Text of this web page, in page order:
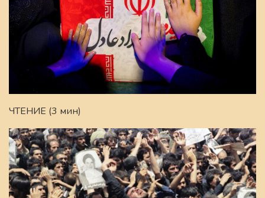
ЧТЕНИЕ (3 мин)